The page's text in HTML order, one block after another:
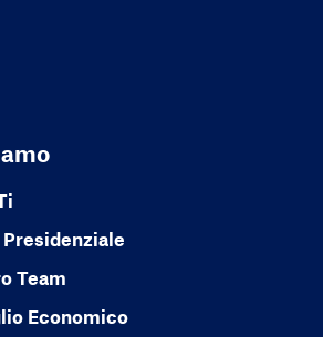
Team
Economico